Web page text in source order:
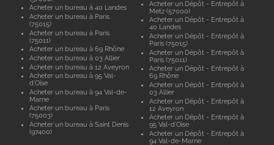
Acheter un bureau à 40 Landes
Acheter un bureau à Paris
(75015)
Acheter un bureau à Paris
(75011)
Acheter un bureau à 69 Rhône
Acheter un bureau à 03 Allier
Acheter un bureau à 12 Aveyron
Acheter un bureau à 95 Val-
d'Oise
Acheter un bureau à 94 Val-de-
Marne
Acheter un bureau à Paris
(75003)
Acheter un bureau à Saint Denis
(97400)
Acheter un Dépôt - Entrepôt à
Metz (57000)
Acheter un Dépôt - Entrepôt à
40 Landes
Acheter un Dépôt - Entrepôt à
Paris (75015)
Acheter un Dépôt - Entrepôt à
Paris (75011)
Acheter un Dépôt - Entrepôt à
69 Rhône
Acheter un Dépôt - Entrepôt à
03 Allier
Acheter un Dépôt - Entrepôt à
12 Aveyron
Acheter un Dépôt - Entrepôt à
95 Val-d'Oise
Acheter un Dépôt - Entrepôt à
94 Val-de-Marne